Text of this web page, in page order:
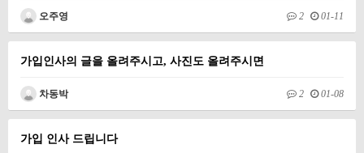
오주영 2 01-11
가입인사의 글을 올려주시고, 사진도 올려주시면
차동박 2 01-08
가입 인사 드립니다